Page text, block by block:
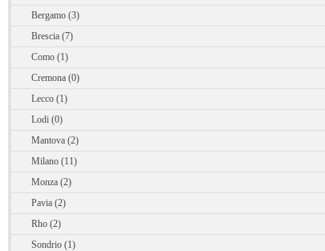
Bergamo (3)
Brescia (7)
Como (1)
Cremona (0)
Lecco (1)
Lodi (0)
Mantova (2)
Milano (11)
Monza (2)
Pavia (2)
Rho (2)
Sondrio (1)